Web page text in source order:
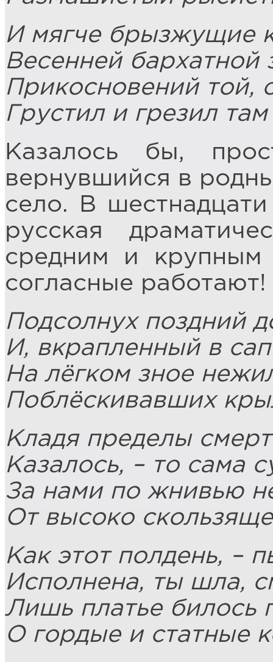
И мягче брызжущие
Весенней бархатной
Прикосновений той,
Грустил и грезил
Казалось бы,
вернувшийся в
село. В шестнадцати
русская
средним и
согласные
Подсолнух поздний
И, вкрапленный в
На лёгком зное
Поблёскивавших
Кладя пределы
Казалось, – то сама
За нами по жнивью
От высоко
Как этот полдень, –
Исполнена, ты шла,
Лишь платье билось
О гордые и статные